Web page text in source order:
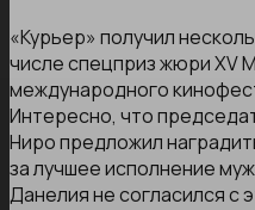
«Курьер» получил
числе спецприз жюри XV
международного
Интересно, что
Ниро предложил
за лучшее исполнение
Данелия не согласился с